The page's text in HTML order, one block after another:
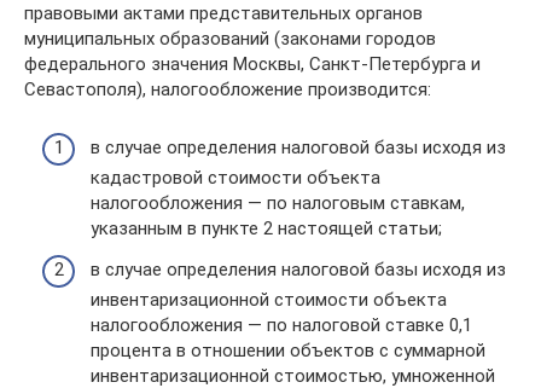
правовыми актами представительных органов
муниципальных образований (законами городов
федерального значения Москвы, Санкт-Петербурга и
Севастополя), налогообложение производится:
в случае определения налоговой базы исходя из
кадастровой стоимости объекта
налогообложения — по налоговым ставкам,
указанным в пункте 2 настоящей статьи;
в случае определения налоговой базы исходя из
инвентаризационной стоимости объекта
налогообложения — по налоговой ставке 0,1
процента в отношении объектов с суммарной
инвентаризационной стоимостью, умноженной